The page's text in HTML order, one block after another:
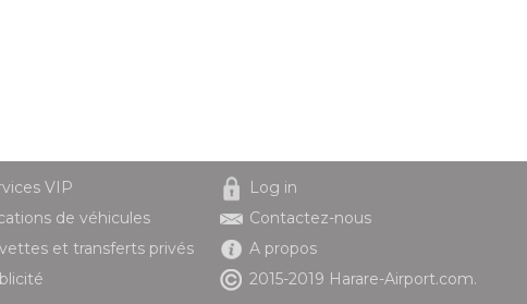
VIP
de véhicules
et transferts privés
Log in
Contactez-nous
A propos
2015-2019 Harare-Airport.com.